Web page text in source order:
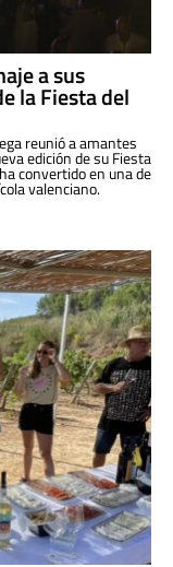
a sus
la Fiesta del
reunió a amantes
edición de su Fiesta
convertido en una de
valenciano.